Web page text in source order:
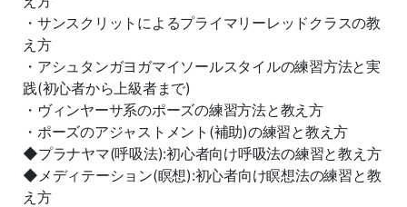
・サンスクリットによるプライマリーレッドクラスの教
え方
・アシュタンガヨガマイソールスタイルの練習方法と実
践(初心者から上級者まで)
・ヴィンヤーサ系のポーズの練習方法と教え方
・ポーズのアジャストメント(補助)の練習と教え方
◆プラナヤマ(呼吸法):初心者向け呼吸法の練習と教え方
◆メディテーション(瞑想):初心者向け瞑想法の練習と教
え方